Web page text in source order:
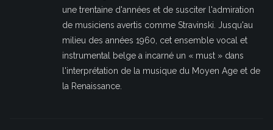
une trentaine d'années et de susciter l'admiration
de musiciens avertis comme Stravinski. Jusqu'au
milieu des années 1960, cet ensemble vocal et
instrumental belge a incarné un « must » dans
l'interprétation de la musique du Moyen Age et de
la Renaissance.